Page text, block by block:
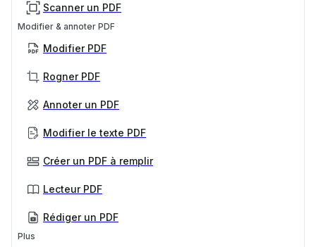
Scanner un PDF
Modifier & annoter PDF
Modifier PDF
Rogner PDF
Annoter un PDF
Modifier le texte PDF
Créer un PDF à remplir
Lecteur PDF
Rédiger un PDF
Plus